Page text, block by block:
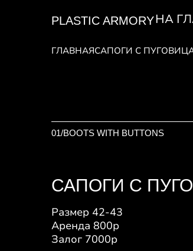
НА
PLASTIC ARMORY
ГЛАВНАЯСАПОГИ С
01/BOOTS WITH BUTTONS
САПОГИ С
Размер 42-43
Аренда 800р
Залог 7000р